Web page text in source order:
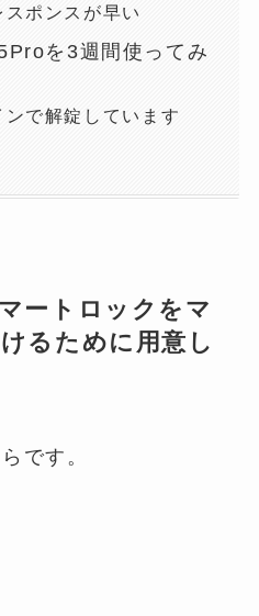
ポンスが早い
を3週間使ってみ
で解錠しています
ートロックをマ
るために用意し
です。